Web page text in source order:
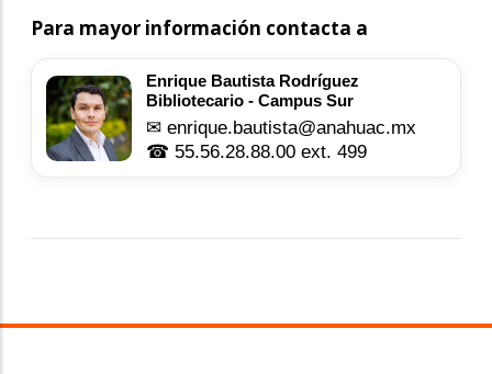
Para mayor información contacta a
Enrique Bautista Rodríguez
Bibliotecario - Campus Sur
✉ enrique.bautista@anahuac.mx
☎ 55.56.28.88.00 ext. 499